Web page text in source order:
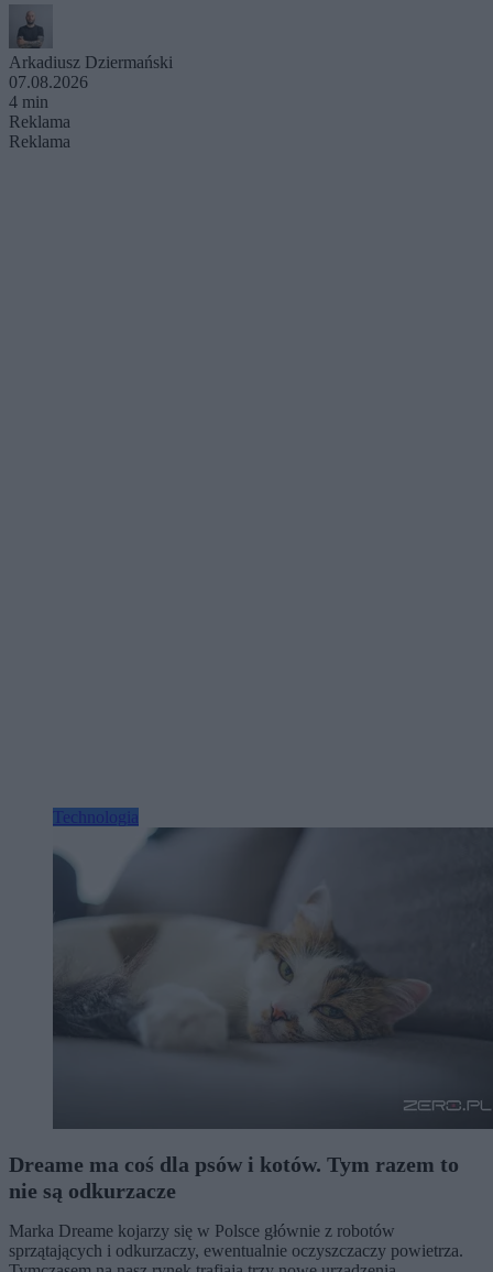
Arkadiusz Dziermański
07.08.2026
4 min
Reklama
Reklama
Technologia
Dreame ma coś dla psów i kotów. Tym razem to
nie są odkurzacze
Marka Dreame kojarzy się w Polsce głównie z robotów
sprzątających i odkurzaczy, ewentualnie oczyszczaczy powietrza.